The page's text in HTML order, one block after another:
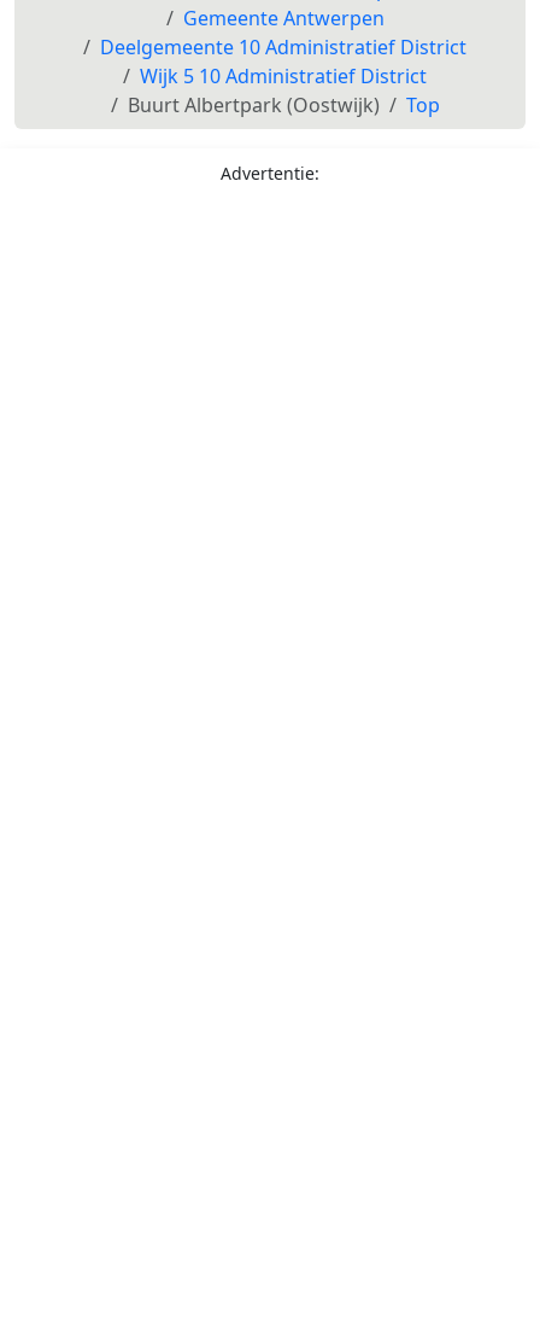
Gemeente Antwerpen
Deelgemeente 10 Administratief District
Wijk 5 10 Administratief District
Buurt Albertpark (Oostwijk)
Top
Advertentie: